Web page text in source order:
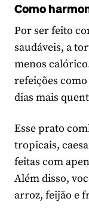
Como
Por ser feito
saudáveis, a
menos
refeições
dias mais
Esse prato
tropicais,
feitas com
Além disso,
arroz, feijão e